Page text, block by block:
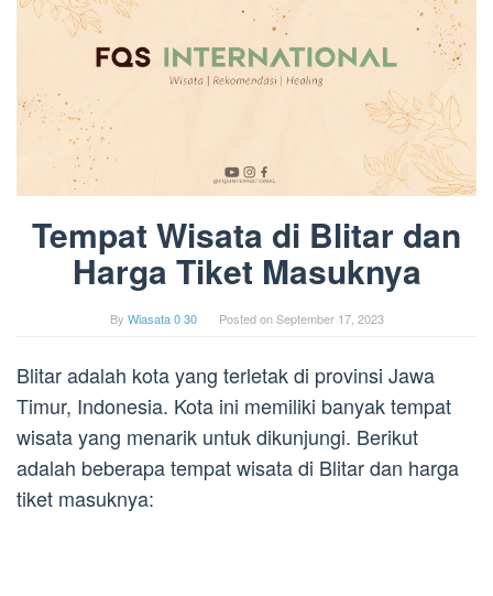
Tempat Wisata di Blitar dan
Harga Tiket Masuknya
By Wiasata 0 30 Posted onSeptember 17, 2023
Blitar adalah kota yang terletak di provinsi Jawa
Timur, Indonesia. Kota ini memiliki banyak tempat
wisata yang menarik untuk dikunjungi. Berikut
adalah beberapa tempat wisata di Blitar dan harga
tiket masuknya: